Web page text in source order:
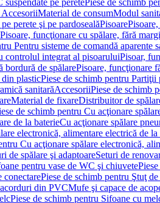
suspendate pe peretePiese de schimb
AccesoriiMaterial de consumModul
perete şi pe pardosealăPisoare
Pisoare, funcţionare cu spălare, fără
Pentru sisteme de comandă aparente
controlul integrat al pisoaruluiPisoar,
bordură de spălarePisoare, funcţionare
plasticPiese de schimb pentru Partiţii
sanitarăAccesoriiPiese de schimb
Material de fixareDistribuitor de
de schimb pentru Cu acţionare
de la baterieCu acţionare spălare
electronică, alimentare electrică de la
Cu acţionare spălare electronică,
de spălare şi adaptoareSeturi de
pentru vase de WC şi chiuvete
conectarePiese de schimb pentru Ştuţ
din PVCMufe şi capace de
Piese de schimb pentru Sifoane cu